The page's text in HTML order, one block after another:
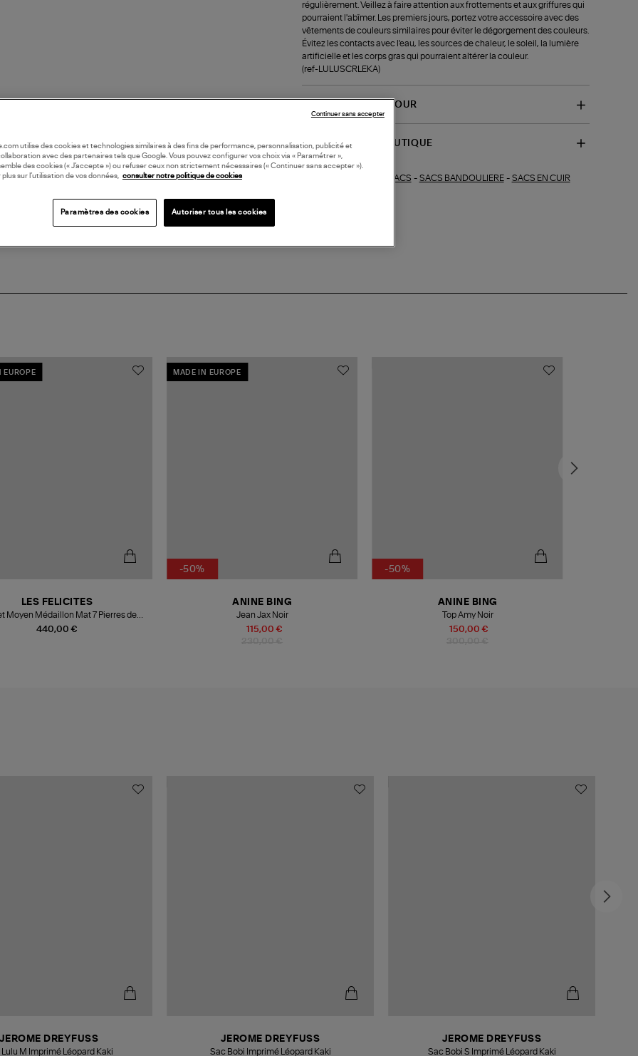
régulièrement. Veillez à faire attention aux frottements et aux griffures qui
pourraient l'abîmer. Les premiers jours, portez votre accessoire avec des
vêtements de couleurs similaires pour éviter le dégorgement des couleurs.
Évitez les contacts avec l'eau, les sources de chaleur, le soleil, la lumière
artificielle et les corps gras qui pourraient altérer la couleur.
(ref-LULUSCRLEKA)
LIVRAISON ET RETOUR
DISPONIBILITÉ BOUTIQUE
SACS - SACS BANDOULIERE- SACS EN CUIR
EUROPE
440,00 €
LES FELICITES
Moyen Médaillon Mat 7 Pierres de
Protection
MADE IN EUROPE
-50%
115,00 €
ANINE BING
Jean Jax Noir
-50%
150,00 €
ANINE BING
Top Amy Noir
JEROME DREYFUSS
M Imprimé Léopard Kaki
JEROME DREYFUSS
Sac Bobi Imprimé Léopard Kaki
JEROME DREYFUSS
Sac Bobi S Imprimé Léopard Kaki
utilise des cookies et technologies similaires à des fins de performance, personnalisation, publicité et
avec des partenaires tels que Google. Vous pouvez configurer vos choix via « Paramétrer »,
des cookies (« J’accepte ») ou refuser ceux non strictement nécessaires (« Continuer sans accepter »).
plus sur l’utilisation de vos données, consulter notre politique de cookies
Paramètres des cookies Autoriser tous les cookies
Continuer sans accepter